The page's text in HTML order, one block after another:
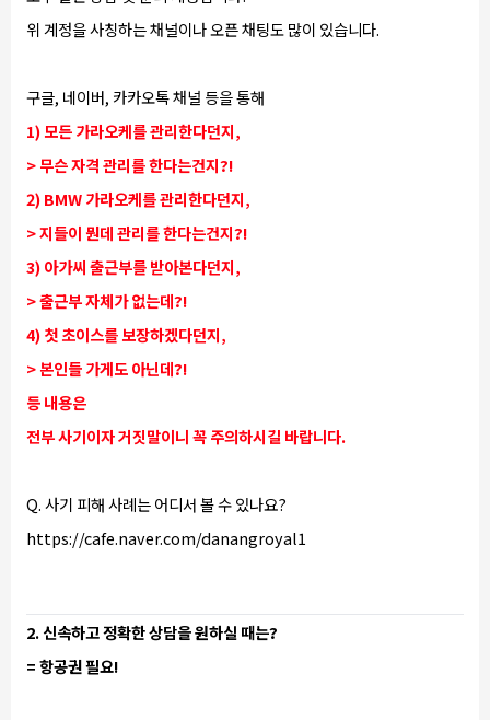
위 계정을 사칭하는 채널이나 오픈 채팅도 많이 있습니다.
구글, 네이버, 카카오톡 채널 등을 통해
1) 모든 가라오케를 관리한다던지,
> 무슨 자격 관리를 한다는건지?!
2) BMW 가라오케를 관리한다던지,
> 지들이 뭔데 관리를 한다는건지?!
3) 아가씨 출근부를 받아본다던지,
> 출근부 자체가 없는데?!
4) 첫 초이스를 보장하겠다던지,
> 본인들 가게도 아닌데?!
등 내용은
전부 사기이자 거짓말이니 꼭 주의하시길 바랍니다.
Q. 사기 피해 사례는 어디서 볼 수 있나요?
https://cafe.naver.com/danangroyal1
2. 신속하고 정확한 상담을 원하실 때는?
= 항공권 필요!